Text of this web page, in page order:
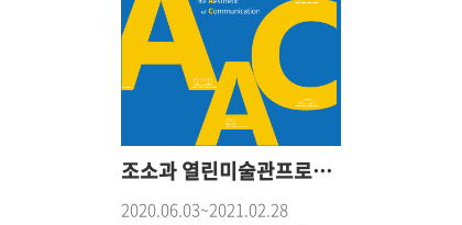
조소과 열린미술관프로젝트 기록전(2017-2019)
2020.06.03~2021.02.28